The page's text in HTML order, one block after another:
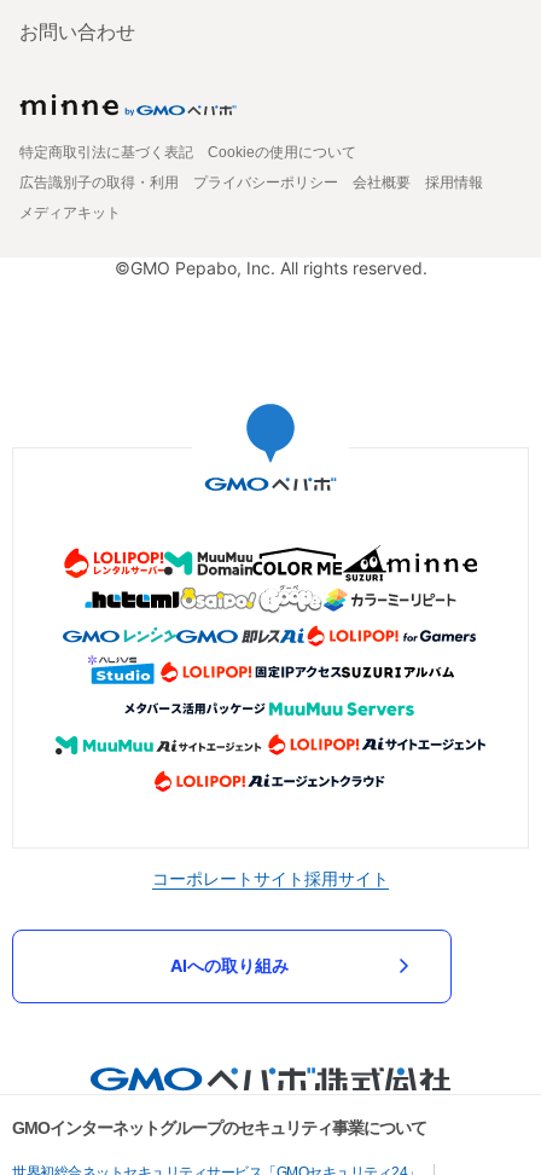
お問い合わせ
特定商取引法に基づく表記
Cookieの使用について
広告識別子の取得・利用
プライバシーポリシー 会社概要
採用情報
メディアキット
©GMO Pepabo, Inc. All rights reserved.
コーポレートサイト採用サイト
AIへの取り組み
GMOインターネットグループのセキュリティ事業について